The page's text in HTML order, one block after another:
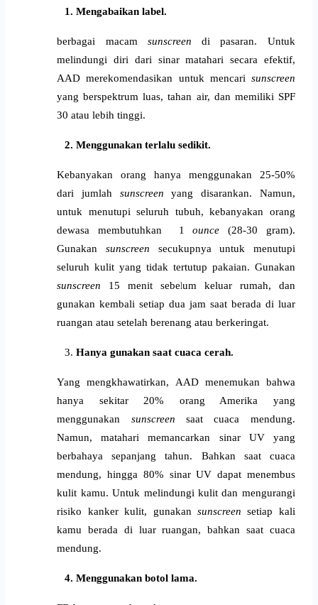
Mengabaikan label.
berbagai macam sunscreen di pasaran. Untuk
melindungi diri dari sinar matahari secara efektif,
AAD merekomendasikan untuk mencari
yang berspektrum luas, tahan air, dan memiliki SPF
30 atau lebih tinggi.
Menggunakan terlalu sedikit.
Kebanyakan orang hanya menggunakan 25-50%
dari jumlah sunscreen yang disarankan. Namun,
untuk menutupi seluruh tubuh, kebanyakan orang
dewasa membutuhkan
1 ounce (28-30 gram).
Gunakan sunscreen secukupnya untuk menutupi
seluruh kulit yang tidak tertutup pakaian. Gunakan
sunscreen 15 menit sebelum keluar rumah, dan
gunakan kembali setiap dua jam saat berada di luar
ruangan atau setelah berenang atau berkeringat.
Hanya gunakan saat cuaca cerah.
Yang mengkhawatirkan, AAD menemukan bahwa
hanya sekitar 20% orang Amerika yang
menggunakan sunscreen saat cuaca mendung.
Namun, matahari memancarkan sinar UV yang
berbahaya sepanjang tahun. Bahkan saat cuaca
mendung, hingga 80% sinar UV dapat menembus
kulit kamu. Untuk melindungi kulit dan mengurangi
risiko kanker kulit, gunakan sunscreen setiap kali
kamu berada di luar ruangan, bahkan saat cuaca
mendung.
Menggunakan botol lama.